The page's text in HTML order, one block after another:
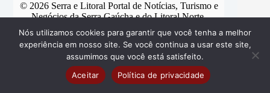
© 2026 Serra e Litoral Portal de Notícias, Turismo e
Negócios da Serra Gaúcha e do Litoral Norte.
Categorias Contato
Nós utilizamos cookies para garantir que você tenha a melhor
experiência em nosso site. Se você continua a usar este site,
assumimos que você está satisfeito.
Aceitar
Política de privacidade